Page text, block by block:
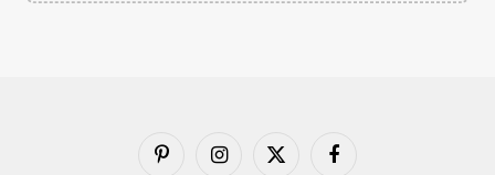
فيسبوك X الانستغرامبينتيريست